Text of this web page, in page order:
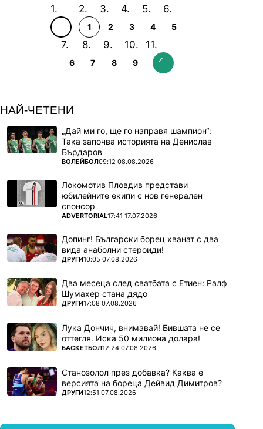
1 2 3 4 5
6 7 8 9
НАЙ-ЧЕТЕНИ
„Дай ми го, ще го направя шампион“:
Така започва историята на Денислав
Бърдаров
ПОВЕЧЕ ОТ
ВОЛЕЙБОЛ09:12 08.08.2026
Локомотив Пловдив представи
юбилейните екипи с нов генерален
спонсор
ПОВЕЧЕ ОТ
ADVERTORIAL17:41 17.07.2026
Допинг! Български борец хванат с два
вида анаболни стероиди!
ПОВЕЧЕ ОТ
ДРУГИ10:05 07.08.2026
Два месеца след сватбата с Етиен: Ралф
Шумахер стана дядо
ПОВЕЧЕ ОТ
ДРУГИ17:08 07.08.2026
Лука Дончич, внимавай! Бившата не се
оттегля. Иска 50 милиона долара!
ПОВЕЧЕ ОТ
БАСКЕТБОЛ12:24 07.08.2026
Станозолол през добавка? Каква е
версията на бореца Дейвид Димитров?
ПОВЕЧЕ ОТ
ДРУГИ12:51 07.08.2026